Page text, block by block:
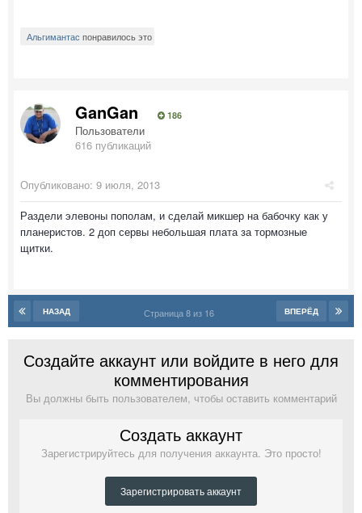
Альгимантас понравилось это
GanGan 186
Пользователи
616 публикаций
Опубликовано: 9 июля, 2013
Раздели элевоны пополам, и сделай микшер на бабочку как у
планеристов. 2 доп сервы небольшая плата за тормозные
щитки.
НАЗАД ВПЕРЁД
Страница 8 из 16
Создайте аккаунт или войдите в него для
комментирования
Вы должны быть пользователем, чтобы оставить комментарий
Создать аккаунт
Зарегистрируйтесь для получения аккаунта. Это просто!
Зарегистрировать аккаунт